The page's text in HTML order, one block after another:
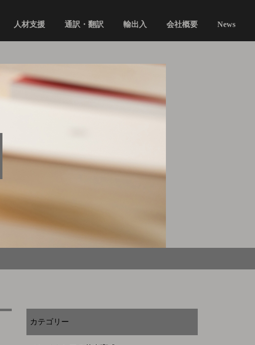
人材支援 通訳・翻訳​​​​​​​ 輸出入 会社概要 News
カテゴリー